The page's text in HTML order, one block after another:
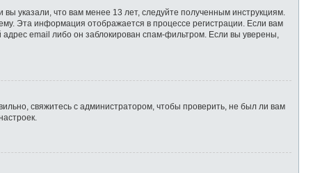
указали, что вам менее 13 лет, следуйте полученным инструкциям.
Эта информация отображается в процессе регистрации. Если вам
email либо он заблокирован спам-фильтром. Если вы уверены,
свяжитесь с администратором, чтобы проверить, не был ли вам